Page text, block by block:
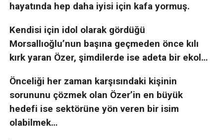
hayatında hep daha iyisi için kafa yormuş.
Kendisi için idol olarak gördüğü
Morsallıoğlu’nun başına geçmeden önce kılı
kırk yaran Özer, şimdilerde ise adeta bir ekol…
Önceliği her zaman karşısındaki kişinin
sorununu çözmek olan Özer’in en büyük
hedefi ise sektörüne yön veren bir isim
olabilmek…